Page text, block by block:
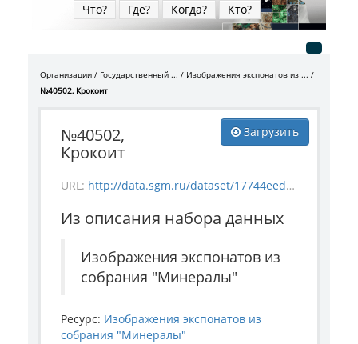
Что? Где? Когда? Кто?
Организации Государственный ...
Изображения экспонатов из ...
№40502, Крокоит
Загрузить
№40502,
Крокоит
URL: http://data.sgm.ru/dataset/17744eed-27fa-4a9a-bc72-4e657fa570af/resource/2b1685e8-b7e0-410b-85cb-a1bf565e10c2/download/mineral_40502.jpg
Из описания набора данных
Изображения экспонатов из
собрания "Минералы"
Ресурс: Изображения экспонатов из
собрания "Минералы"